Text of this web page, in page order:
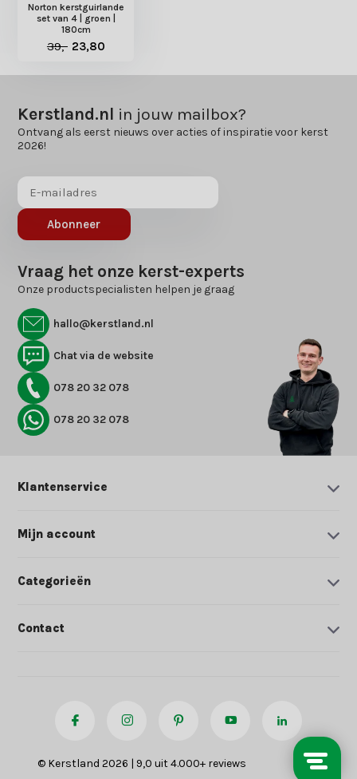
Norton kerstguirlande
set van 4 | groen |
180cm
39,- 23,80
Kerstland.nl in jouw mailbox?
Ontvang als eerst nieuws over acties of inspiratie voor kerst
2026!
Abonneer
Vraag het onze kerst-experts
Onze productspecialisten helpen je graag
hallo@kerstland.nl
Chat via de website
078 20 32 078
078 20 32 078
Klantenservice
Mijn account
Categorieën
Contact
© Kerstland 2026 | 9,0 uit 4.000+ reviews